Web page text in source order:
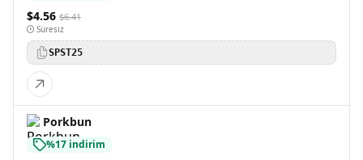
$4.56 $6.41
Süresiz
SPST25
Porkbun
%17 indirim